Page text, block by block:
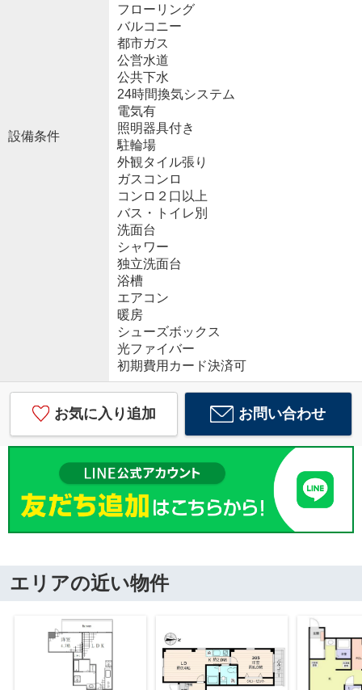
設備条件
フローリング
バルコニー
都市ガス
公営水道
公共下水
24時間換気システム
電気有
照明器具付き
駐輪場
外観タイル張り
ガスコンロ
コンロ２口以上
バス・トイレ別
洗面台
シャワー
独立洗面台
浴槽
エアコン
暖房
シューズボックス
光ファイバー
初期費用カード決済可
お気に入り追加 お問い合わせ
エリアの近い物件